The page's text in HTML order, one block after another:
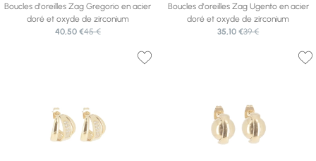
Boucles d'oreilles Zag Gregorio en acier
doré et oxyde de zirconium
40,50 €45 €
Boucles d'oreilles Zag Ugento en acier
doré et oxyde de zirconium
35,10 €39 €